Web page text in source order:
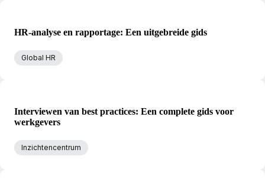
HR-analyse en rapportage: Een uitgebreide gids
Global HR
Interviewen van best practices: Een complete gids voor
werkgevers
Inzichtencentrum